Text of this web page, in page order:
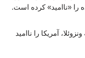
را «ناامید» کرده است.